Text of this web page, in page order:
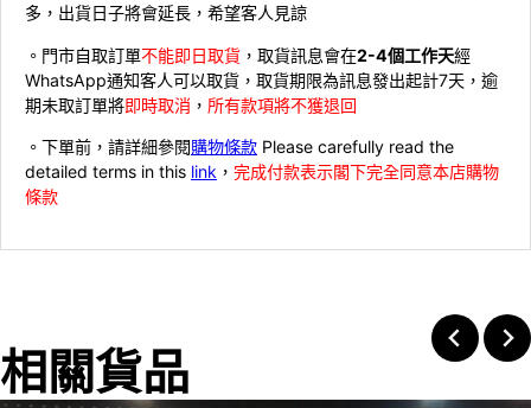
多，出貨日子將會延長，希望客人見諒
。門市自取訂單不能即日取貨 ，取貨訊息會在2-4個工作天經
WhatsApp通知客人可以取貨，取貨期限為訊息發出起計7天，逾
期未取訂單將即時取消 ， 所有款項將不獲退回
。下單前，請詳細參閱購物條款 Please carefully read the
detailed terms in this link ， 完成付款表示閣下完全同意本店購物
條款
相關貨品